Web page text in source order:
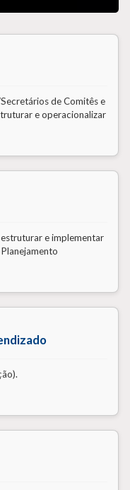
de Comitês e
e operacionalizar
e implementar